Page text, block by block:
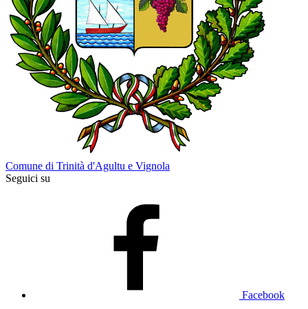
Comune di Trinità d'Agultu e Vignola
Seguici su
Facebook